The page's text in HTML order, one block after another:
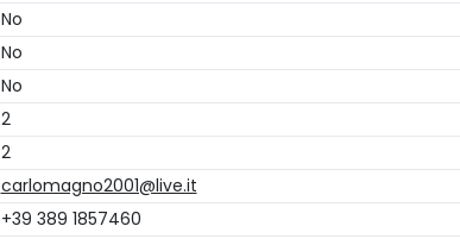
No
No
No
2
2
carlomagno2001@live.it
+39 389 1857460